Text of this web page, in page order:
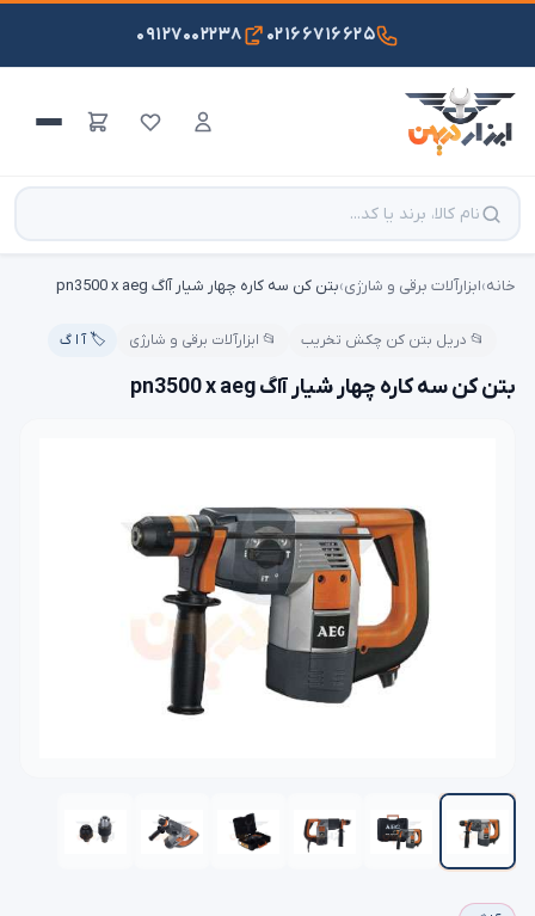
۰۲۱۶۶۷۱۶۶۲۵ ۰۹۱۲۷۰۰۲۲۳۸
خانه›ابزارآلات برقی و شارژی›بتن کن سه کاره چهار شیار آاگ pn3500 x aeg
📂 دریل بتن کن چکش تخریب 📂 ابزارآلات برقی و شارژی 🏷️ آ ا گ
بتن کن سه کاره چهار شیار آاگ pn3500 x aeg